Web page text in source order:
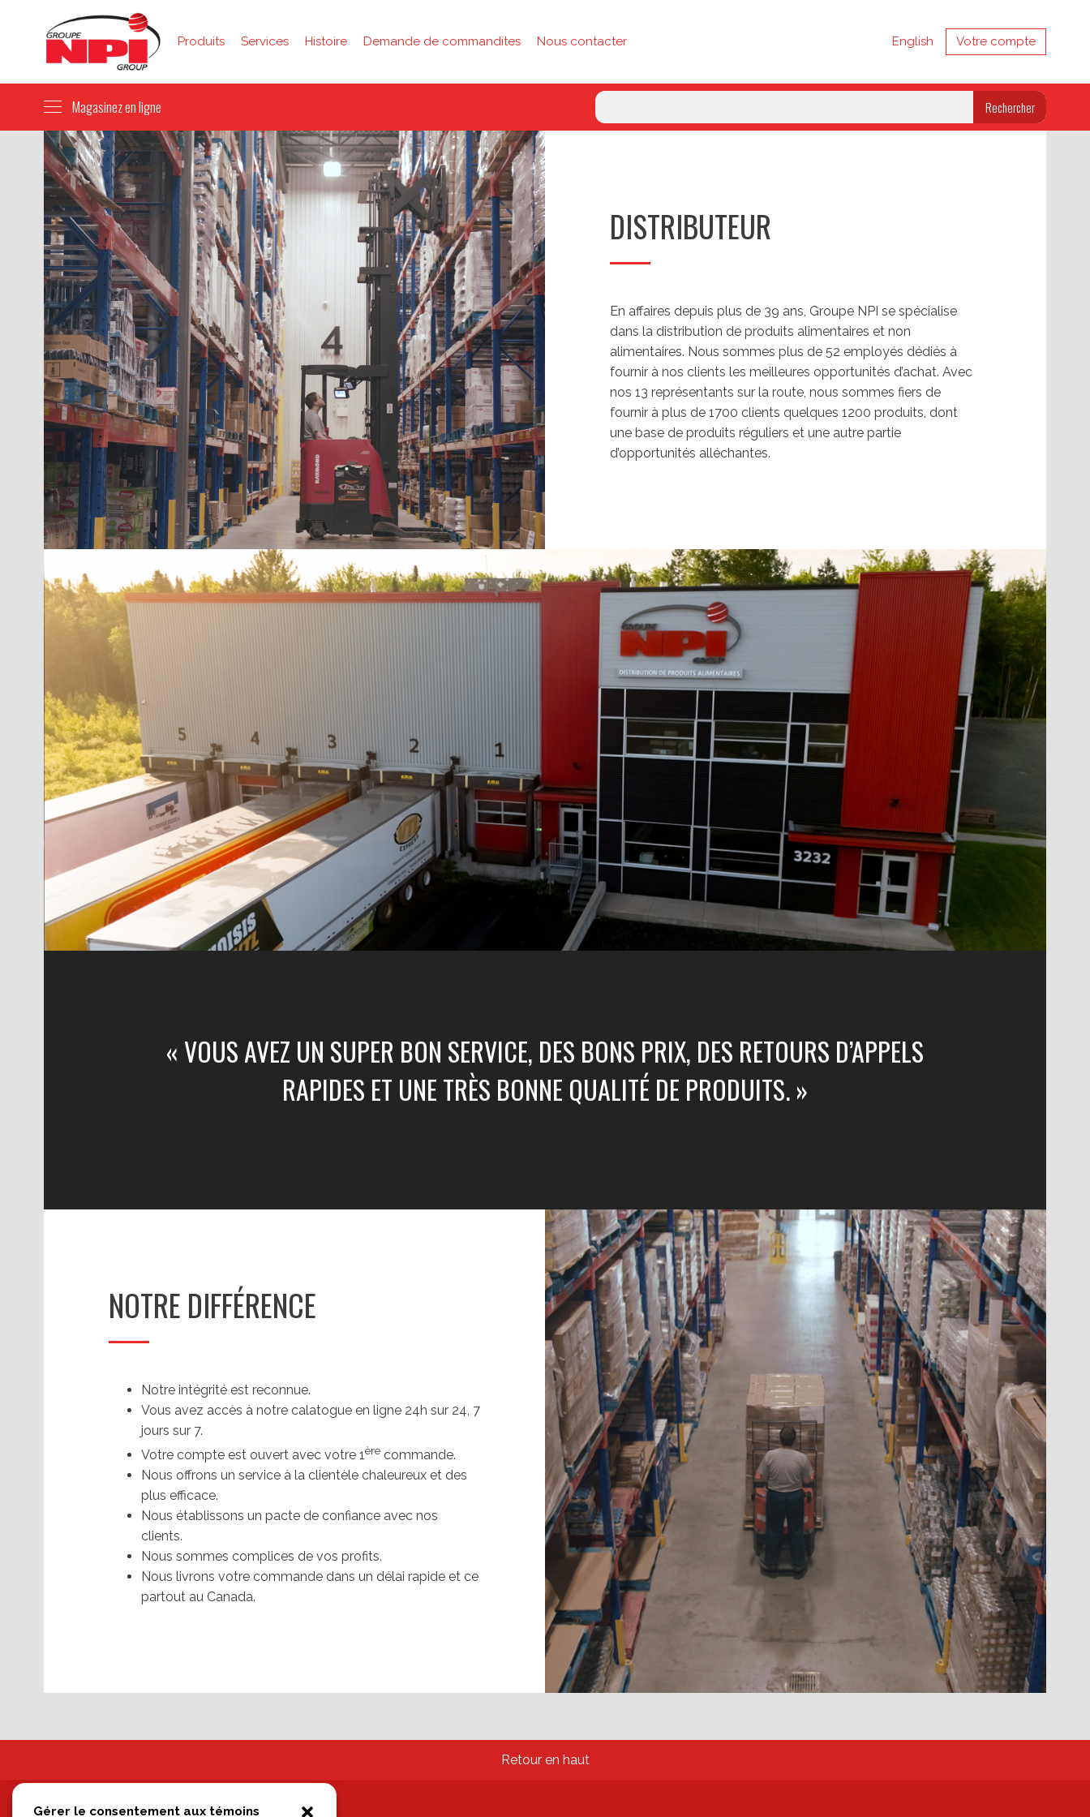
Produits Services Histoire Demande de commandites Nous contacter English Votre compte
Magasinez en ligne
Breuvages
Condiments
Confiseries
Conserves et bocaux
Déjeuner et collations
Huiles et vinaigres
Ingrédients de cuisine
Noix et graines
Pâtes, riz et nouilles
Produits congelés
Accessoires &
fournitures
Cuisine et maison
Hygiène et santé
Produits ménagers
DISTRIBUTEUR
En affaires depuis plus de 39 ans, Groupe NPI se spécialise
dans la distribution de produits alimentaires et non
alimentaires. Nous sommes plus de 52 employés dédiés à
fournir à nos clients les meilleures opportunités d’achat. Avec
nos 13 représentants sur la route, nous sommes fiers de
fournir à plus de 1700 clients quelques 1200 produits, dont
une base de produits réguliers et une autre partie
d’opportunités alléchantes.
« VOUS AVEZ UN SUPER BON SERVICE, DES BONS PRIX, DES RETOURS D’APPELS
RAPIDES ET UNE TRÈS BONNE QUALITÉ DE PRODUITS. »
NOTRE DIFFÉRENCE
Notre intégrité est reconnue.
Vous avez accès à notre calatogue en ligne 24h sur 24, 7
jours sur 7.
Votre compte est ouvert avec votre 1èrecommande.
Nous offrons un service à la clientèle chaleureux et des
plus efficace.
Nous établissons un pacte de confiance avec nos
clients.
Nous sommes complices de vos profits.
Nous livrons votre commande dans un délai rapide et ce
partout au Canada.
Retour en haut
Gérer le consentement aux témoins